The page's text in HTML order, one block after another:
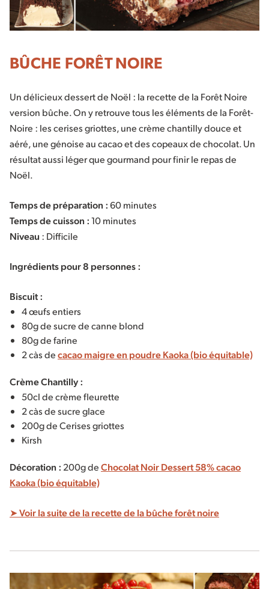
BÛCHE FORÊT NOIRE
Un délicieux dessert de Noël : la recette de la Forêt Noire
version bûche. On y retrouve tous les éléments de la Forêt-
Noire : les cerises griottes, une crème chantilly douce et
aéré, une génoise au cacao et des copeaux de chocolat. Un
résultat aussi léger que gourmand pour finir le repas de
Noël.
Temps de préparation :60 minutes
Temps de cuisson :10 minutes
Niveau : Difficile
Ingrédients pour 8 personnes :
Biscuit :
4 œufs entiers
80g de sucre de canne blond
80g de farine
2 càs decacao maigre en poudre Kaoka (bio équitable)
Crème Chantilly :
50cl de crème fleurette
2 càs de sucre glace
200g de Cerises griottes
Kirsh
Décoration : 200g deChocolat Noir Dessert 58% cacao
Kaoka (bio équitable)
➤ Voir la suite de la recette de la bûche forêt noire